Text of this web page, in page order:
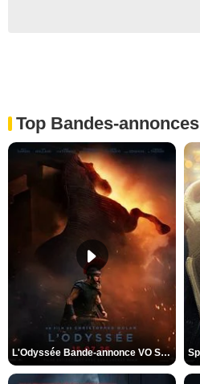
Top Bandes-annonces
L'Odyssée Bande-annonce VO STFR